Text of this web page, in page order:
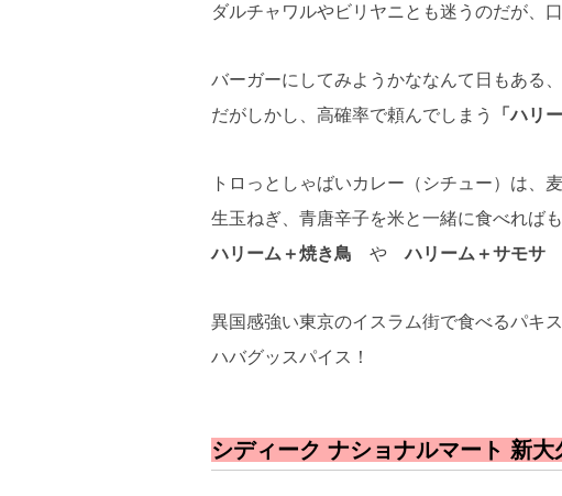
ダルチャワルやビリヤニとも迷うのだが、
バーガーにしてみようかななんて日もある
だがしかし、高確率で頼んでしまう
「ハリ
トロっとしゃばいカレー（シチュー）は、
生玉ねぎ、青唐辛子を米と一緒に食べれば
ハリーム＋焼き鳥 やハリーム＋サモサ
異国感強い東京のイスラム街で食べるパキ
ハバグッスパイス！
シディーク ナショナルマート 新